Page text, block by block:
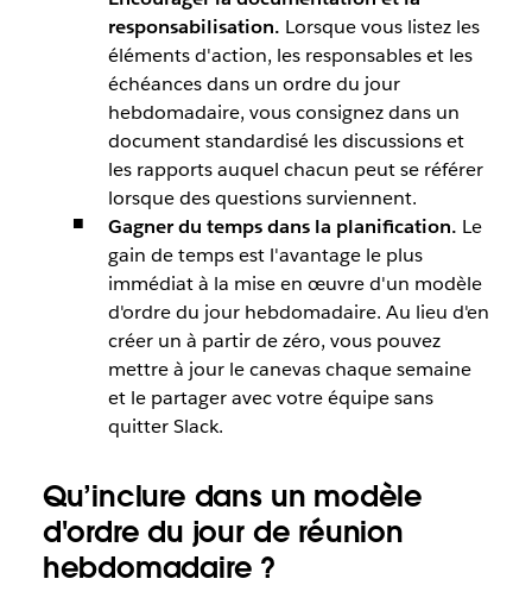
responsabilisation. Lorsque vous listez les
éléments d'action, les responsables et les
échéances dans un ordre du jour
hebdomadaire, vous consignez dans un
document standardisé les discussions et
les rapports auquel chacun peut se référer
lorsque des questions surviennent.
Gagner du temps dans la planification. Le
gain de temps est l'avantage le plus
immédiat à la mise en œuvre d'un modèle
d'ordre du jour hebdomadaire. Au lieu d'en
créer un à partir de zéro, vous pouvez
mettre à jour le canevas chaque semaine
et le partager avec votre équipe sans
quitter Slack.
Qu’inclure dans un modèle
d'ordre du jour de réunion
hebdomadaire ?